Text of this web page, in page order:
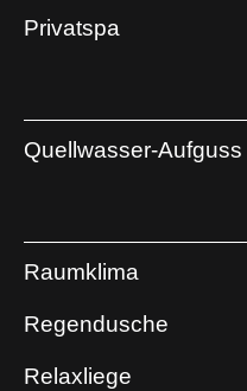
Privatspa
Quellwasser-Aufguss
Raumklima
Regendusche
Relaxliege